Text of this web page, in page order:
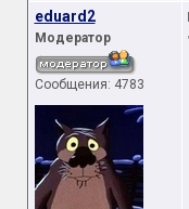
eduard2
Модератор
Сообщения: 4783